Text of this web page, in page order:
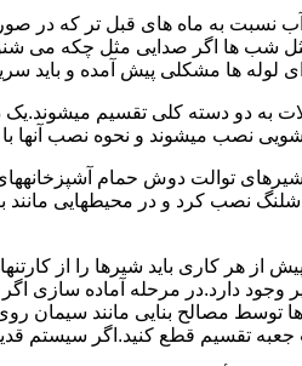
نسبت به ماه های قبل تر که در
ها اگر صدایی مثل چکه می شنوید
ها مشکلی پیش آمده و باید
به دو دسته کلی تقسیم
نصب میشوند و نحوه نصب آنها
توالت دوش حمام آشپزخانههای
شلنگ نصب کرد و در محیطهایی
هر کاری باید شیرها را از
دارد.در مرحله آماده سازی
مصالح بنایی مانند سیمان
تقسیم قطع کنید.اگر سیستم